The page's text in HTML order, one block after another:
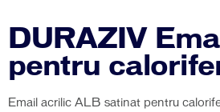
DURAZIV
pentru
Email acrilic ALB satinat pentru